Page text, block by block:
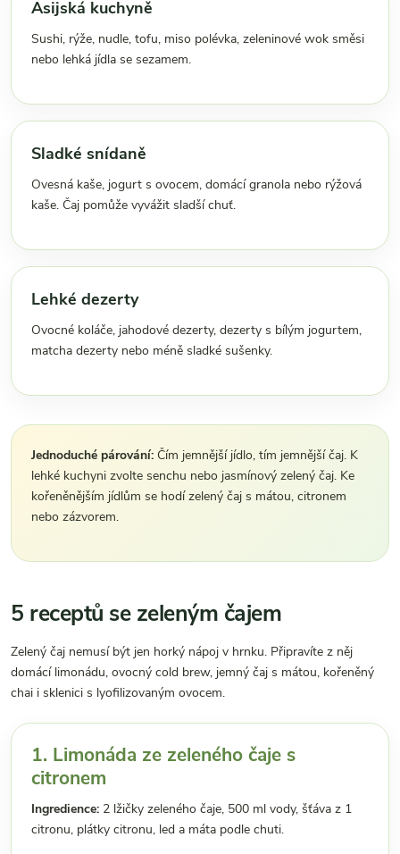
Asijská kuchyně
Sushi, rýže, nudle, tofu, miso polévka, zeleninové wok směsi
nebo lehká jídla se sezamem.
Sladké snídaně
Ovesná kaše, jogurt s ovocem, domácí granola nebo rýžová
kaše. Čaj pomůže vyvážit sladší chuť.
Lehké dezerty
Ovocné koláče, jahodové dezerty, dezerty s bílým jogurtem,
matcha dezerty nebo méně sladké sušenky.
Jednoduché párování: Čím jemnější jídlo, tím jemnější čaj. K
lehké kuchyni zvolte senchu nebo jasmínový zelený čaj. Ke
kořeněnějším jídlům se hodí zelený čaj s mátou, citronem
nebo zázvorem.
5 receptů se zeleným čajem
Zelený čaj nemusí být jen horký nápoj v hrnku. Připravíte z něj
domácí limonádu, ovocný cold brew, jemný čaj s mátou, kořeněný
chai i sklenici s lyofilizovaným ovocem.
1. Limonáda ze zeleného čaje s
citronem
Ingredience: 2 lžičky zeleného čaje, 500 ml vody, šťáva z 1
citronu, plátky citronu, led a máta podle chuti.